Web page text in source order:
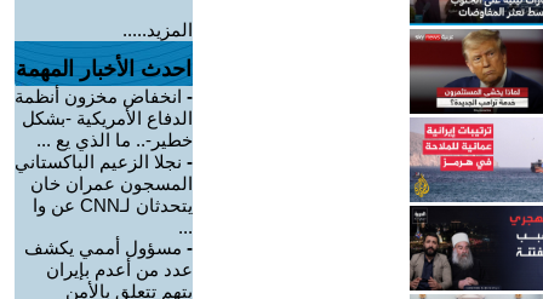
المزيد.....
احدث الأخبار المهمة
- انخفاض مخزون أنظمة
الدفاع الأمريكية -بشكل
خطير-.. ما الذي يع ...
- نجلا الزعيم الباكستاني
المسجون عمران خان
يتحدثان لـCNN عن وا
...
- مسؤول أممي يكشف
عدد من أعدم بإيران
بتهم تتعلق بالأمن